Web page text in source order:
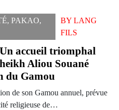
, PAKAO,
BY LANG
FILS
accueil triomphal
Aliou Souané
du Gamou
de son Gamou annuel, prévue
religieuse de…